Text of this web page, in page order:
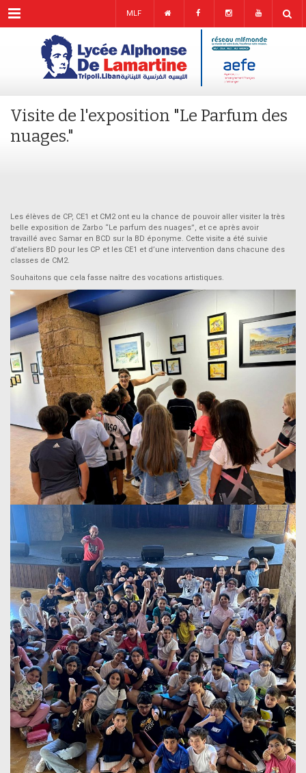
Menu MLF
Visite de l'exposition "Le Parfum des
nuages."
Les élèves de CP, CE1 et CM2 ont eu la chance de pouvoir aller visiter la très
belle exposition de Zarbo “Le parfum des nuages”, et ce après avoir
travaillé avec Samar en BCD sur la BD éponyme. Cette visite a été suivie
d’ateliers BD pour les CP et les CE1 et d’une intervention dans chacune des
classes de CM2.
Souhaitons que cela fasse naître des vocations artistiques.